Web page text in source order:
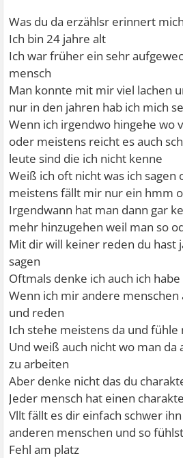
Was du da erzählsr erinnert
Ich bin 24 jahre alt
Ich war früher ein sehr
mensch
Man konnte mit mir viel lachen
nur in den jahren hab ich mich
Wenn ich irgendwo hingehe wo
oder meistens reicht es auch
leute sind die ich nicht kenne
Weiß ich oft nicht was ich
meistens fällt mir nur ein hmm
Irgendwann hat man dann gar
mehr hinzugehen weil man so
Mit dir will keiner reden du hast
sagen
Oftmals denke ich auch ich
Wenn ich mir andere menschen
und reden
Ich stehe meistens da und fühle
Und weiß auch nicht wo man da
zu arbeiten
Aber denke nicht das du
Jeder mensch hat einen
Vllt fällt es dir einfach schwer
anderen menschen und so
Fehl am platz